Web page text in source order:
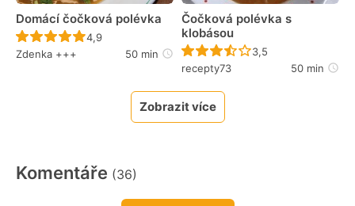
Domácí čočková polévka
Recept ještě nebyl hodnocen
4,9
Zdenka +++
50 min
Čočková polévka s
klobásou
Recept ještě nebyl
3,5
recepty73
50 min
Zobrazit více
Komentáře (36)